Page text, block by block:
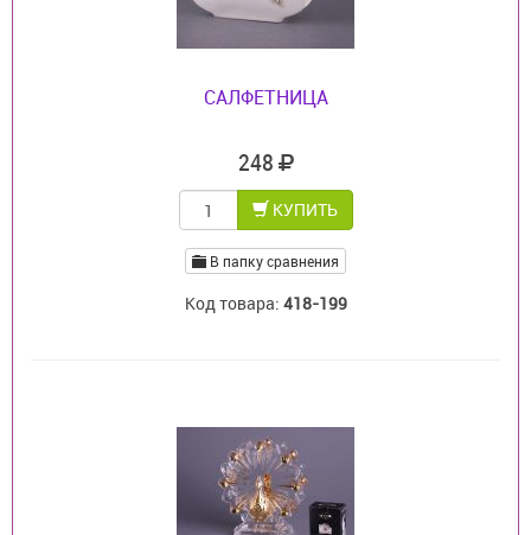
САЛФЕТНИЦА
248
КУПИТЬ
В папку сравнения
Код товара: 418-199